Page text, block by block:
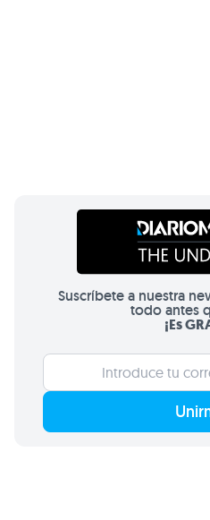
Suscríbete a nuestra
todo antes
¡Es